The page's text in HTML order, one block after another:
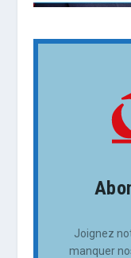
Joignez
manquer